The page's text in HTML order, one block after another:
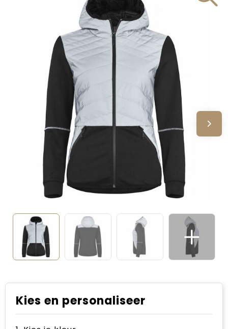
Sinterklaas
Verjaardagen
Voetbal, EK en WK
Voor de bouw
Zomergeschenken
Zomerpakketten
Kies en personaliseer